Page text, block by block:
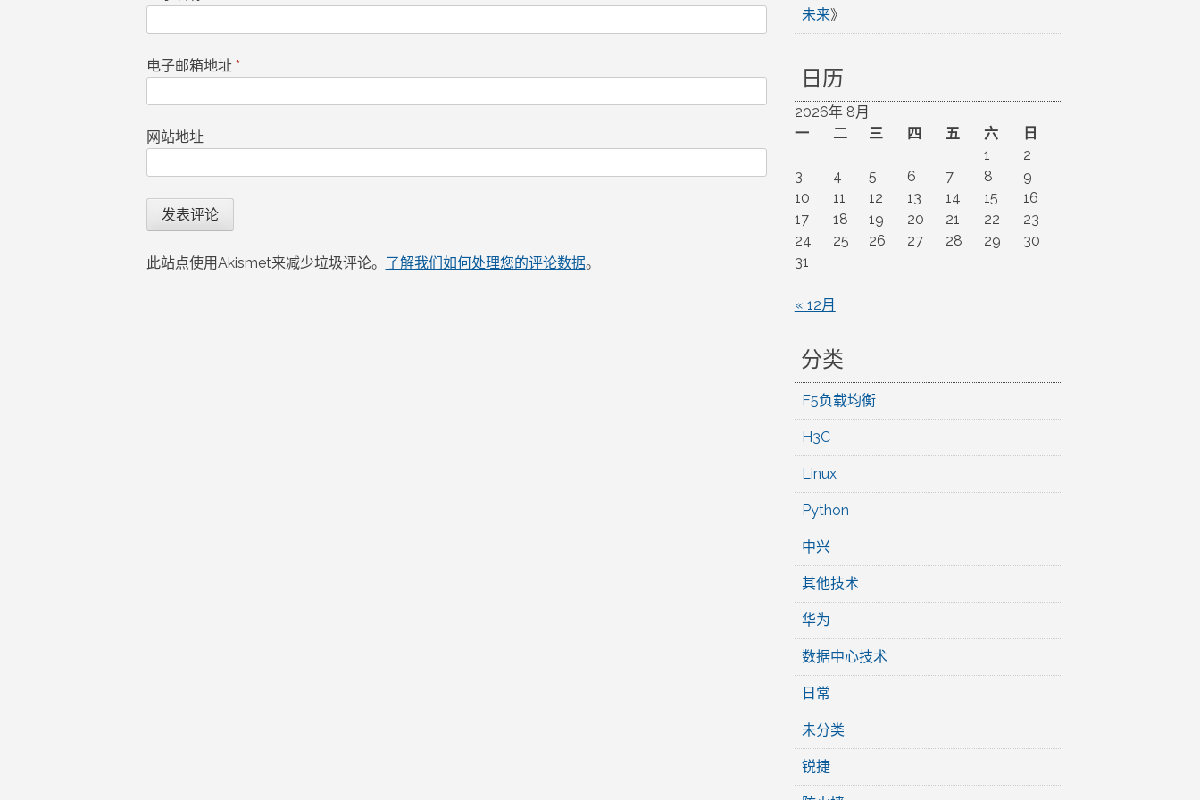
电子邮箱地址 *
网站地址
此站点使用Akismet来减少垃圾评论。 了解我们如何处理您的评论数据。
未来》
日历
2026年 8月
一
二 三 四 五 六
日
1
2
3
4 5 6 7 8
9
10
11 12 13 14 15
16
17
18 19 20 21 22
23
24
25 26 27 28 29
30
31
« 12月
分类
F5负载均衡
H3C
Linux
Python
中兴
其他技术
华为
数据中心技术
日常
未分类
锐捷